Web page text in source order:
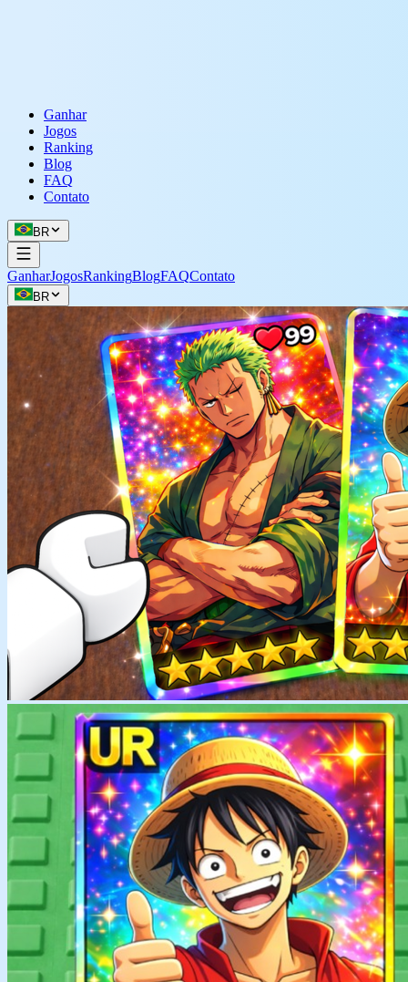
Ganhar
Jogos
Ranking
Blog
FAQ
Contato
BR
GanharJogosRankingBlogFAQContato
BR